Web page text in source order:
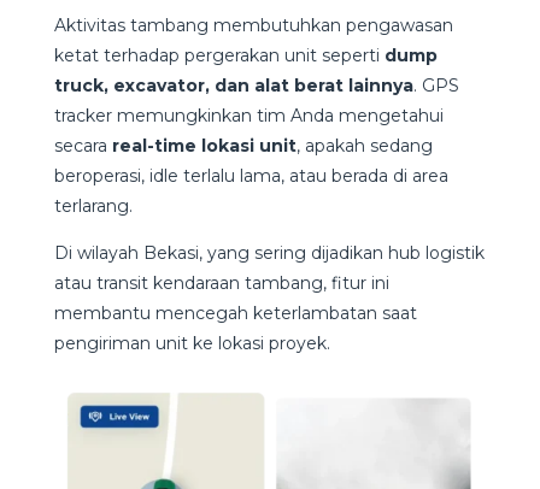
Aktivitas tambang membutuhkan pengawasan
ketat terhadap pergerakan unit seperti dump
truck, excavator, dan alat berat lainnya. GPS
tracker memungkinkan tim Anda mengetahui
secara real-time lokasi unit, apakah sedang
beroperasi, idle terlalu lama, atau berada di area
terlarang.
Di wilayah Bekasi, yang sering dijadikan hub logistik
atau transit kendaraan tambang, fitur ini
membantu mencegah keterlambatan saat
pengiriman unit ke lokasi proyek.